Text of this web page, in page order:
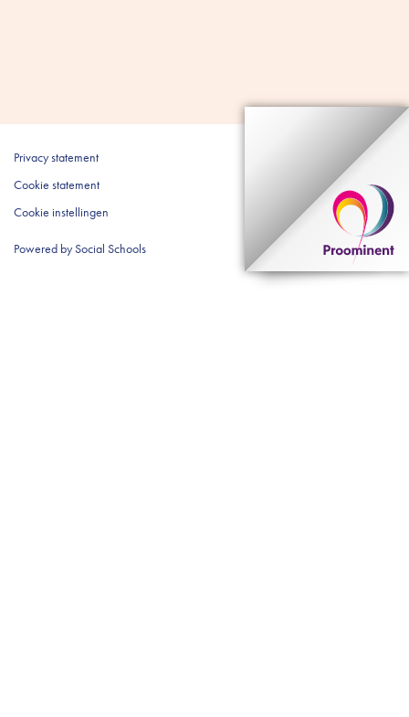
Privacy statement
Cookie statement
Cookie instellingen
Powered bySocial Schools